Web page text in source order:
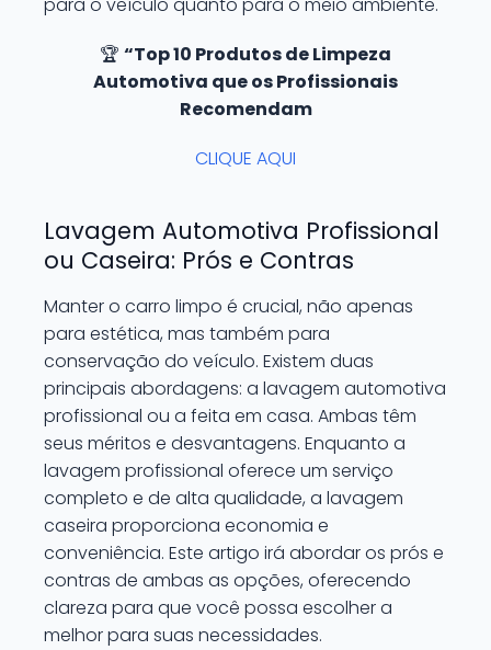
para o veículo quanto para o meio ambiente.
🏆 “Top 10 Produtos de Limpeza
Automotiva que os Profissionais
Recomendam
CLIQUE AQUI
Lavagem Automotiva Profissional
ou Caseira: Prós e Contras
Manter o carro limpo é crucial, não apenas
para estética, mas também para
conservação do veículo. Existem duas
principais abordagens: a lavagem automotiva
profissional ou a feita em casa. Ambas têm
seus méritos e desvantagens. Enquanto a
lavagem profissional oferece um serviço
completo e de alta qualidade, a lavagem
caseira proporciona economia e
conveniência. Este artigo irá abordar os prós e
contras de ambas as opções, oferecendo
clareza para que você possa escolher a
melhor para suas necessidades.